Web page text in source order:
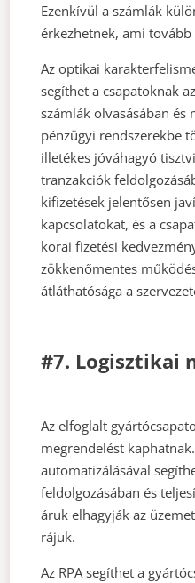
Ezenkívül a számlák
érkezhetnek, ami
Az optikai
segíthet a csapatoknak
számlák olvasásában és
pénzügyi rendszerekbe
illetékes jóváhagyó
tranzakciók
kifizetések jelentősen
kapcsolatokat, és a
korai fizetési
zökkenőmentes
átláthatósága a
#7. Logisztikai
Az elfoglalt
megrendelést
automatizálásával
feldolgozásában és
áruk elhagyják az
rájuk.
Az RPA segíthet a